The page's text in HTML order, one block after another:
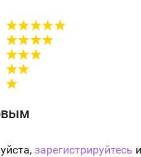
зарегистрируйтесь